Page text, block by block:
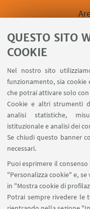
QUESTO SITO
COOKIE
Nel nostro sito
funzionamento, sia
che potrai attivare solo
Cookie e altri strumenti
analisi statistiche,
istituzionale e analisi dei
Se chiudi questo banner
necessari.
Puoi esprimere il
"Personalizza cookie" e,
in "Mostra cookie di
Potrai sempre rivedere le
Contatta la
Forms
Link a
Forms
Prenota una